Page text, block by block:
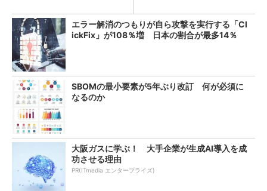
エラー解消のつもりが自ら攻撃を実行する「Cl
ickFix」が108％増 日本の割合が最多14％
SBOMの最小要素が5年ぶり改訂 何が必須に
なるのか
大阪ガスに学ぶ！ 大手企業が生成AI導入を成
功させる理由
PR(ITmedia エンタープライズ)